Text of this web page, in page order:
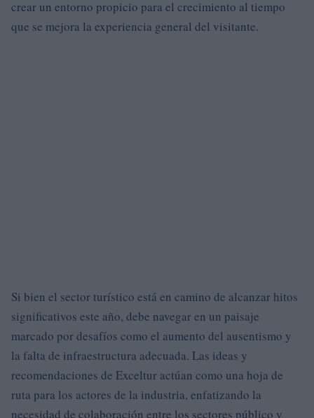
crear un entorno propicio para el crecimiento al tiempo
que se mejora la experiencia general del visitante.
Si bien el sector turístico está en camino de alcanzar hitos
significativos este año, debe navegar en un paisaje
marcado por desafíos como el aumento del ausentismo y
la falta de infraestructura adecuada. Las ideas y
recomendaciones de Exceltur actúan como una hoja de
ruta para los actores de la industria, enfatizando la
necesidad de colaboración entre los sectores público y